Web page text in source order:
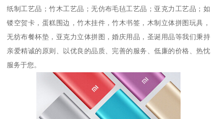
纸制工艺品；竹木工艺品；无仿布毛毡工艺品；亚克力工艺品；如
镂空贺卡，蛋糕围边，竹木挂件，竹木书签，木制立体拼图玩具，
无纺布餐杯垫，亚克力立体拼图，婚庆用品，圣诞用品等我们秉持
亲爱精诚的原则、以优良的品质、完善的服务、低廉的价格、热忱
服务于您。